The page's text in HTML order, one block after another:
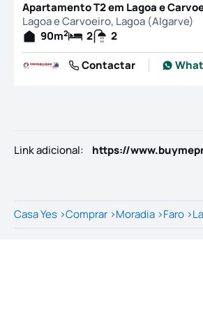
Lagoa e Carvoeiro, Lagoa (Algarve)
90m2 2
2
Contactar
Link adicional: https://
Casa Yes >Comprar >Moradia >Faro >